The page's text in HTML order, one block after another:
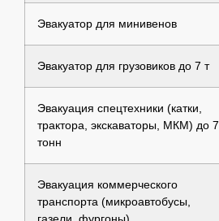
Эвакуатор для минивенов
Эвакуатор для грузовиков до 7 т
Эвакуация спецтехники (катки,
трактора, экскаваторы, МКМ) до 7
тонн
Эвакуация коммерческого
транспорта (микроавтобусы,
газели, фургоны)